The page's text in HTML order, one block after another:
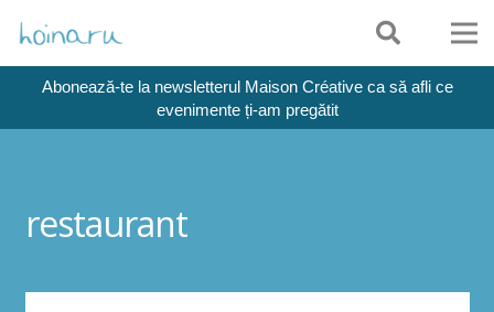
Abonează-te la newsletterul Maison Créative ca să afli ce
evenimente ți-am pregătit
restaurant